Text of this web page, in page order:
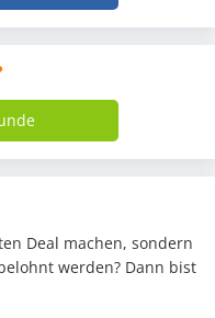
Deal machen, sondern
werden? Dann bist